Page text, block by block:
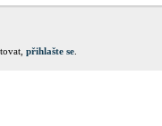
přihlašte se